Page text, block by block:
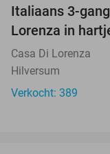
Italiaans 3-
Lorenza in
Casa Di Lorenza
Hilversum
Verkocht: 389